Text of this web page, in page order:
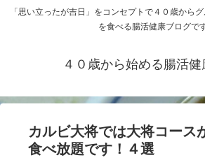
「思い立ったが吉日」をコンセプトで４０歳から
を食べる腸活健康ブログです
４０歳から始める腸活
カルビ大将では大将コース
食べ放題です！４選